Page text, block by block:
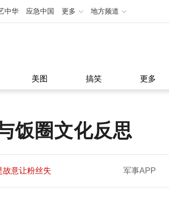
中华 应急中国 更多 地方频道
美图 搞笑 更多
饭圈文化反思
故意让粉丝失
故意让粉丝失
军事APP